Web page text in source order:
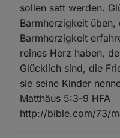
sollen satt werden.
Barmherzigkeit üben,
Barmherzigkeit
reines Herz haben,
Glücklich sind, die
sie seine Kinder
‭‭Matthäus‬ ‭5:3-9‬ ‭HFA‬‬
http://bible.com/73/